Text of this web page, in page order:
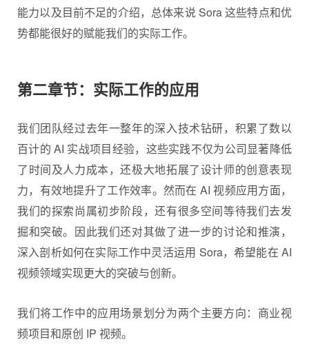
能力以及目前不足的介绍，总体来说 Sora 这些特点和优
势都能很好的赋能我们的实际工作。
第二章节：实际工作的应用
我们团队经过去年一整年的深入技术钻研，积累了数以
百计的 AI 实战项目经验，这些实践不仅为公司显著降低
了时间及人力成本，还极大地拓展了设计师的创意表现
力，有效地提升了工作效率。然而在 AI 视频应用方面，
我们的探索尚属初步阶段，还有很多空间等待我们去发
掘和突破。因此我们还对其做了进一步的讨论和推演，
深入剖析如何在实际工作中灵活运用 Sora，希望能在 AI
视频领域实现更大的突破与创新。
我们将工作中的应用场景划分为两个主要方向：商业视
频项目和原创 IP 视频。